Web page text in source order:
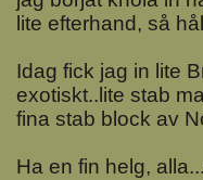
lite efterhand, så
Idag fick jag in lite
exotiskt..lite stab
fina stab block av
Ha en fin helg,